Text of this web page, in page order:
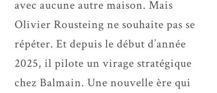
avec aucune autre maison. Mais
Olivier Rousteing ne souhaite pas se
répéter. Et depuis le début d’année
2025, il pilote un virage stratégique
chez Balmain. Une nouvelle ère qui